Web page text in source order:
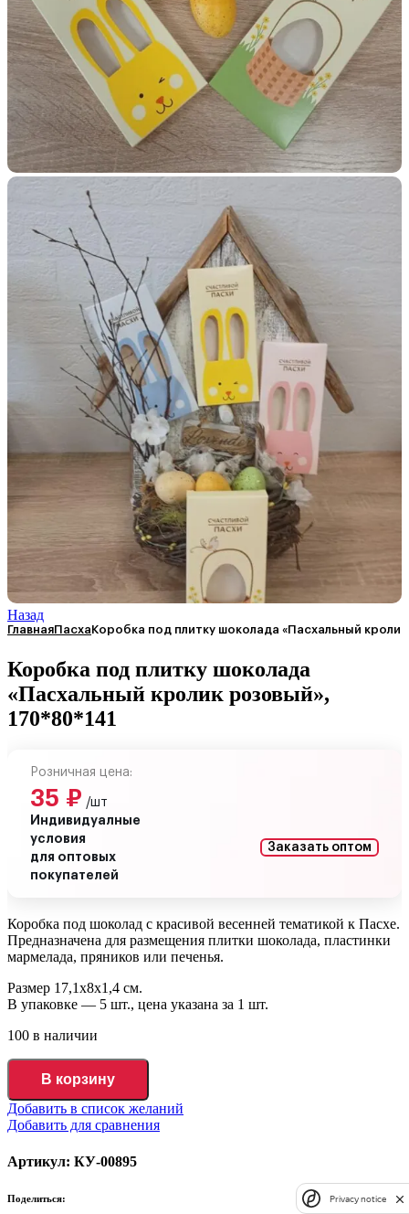
Назад
ГлавнаяПасхаКоробка под плитку шоколада «Пасхальный
Коробка под плитку шоколада
«Пасхальный кролик розовый»,
170*80*141
Розничная цена:
35 ₽ /шт
Индивидуалные
условия
для оптовых
покупателей
Заказать оптом
Коробка под шоколад с красивой весенней тематикой к Пасхе.
Предназначена для размещения плитки шоколада, пластинки
мармелада, пряников или печенья.
Размер 17,1х8х1,4 см.
В упаковке — 5 шт., цена указана за 1 шт.
100 в наличии
В корзину
Добавить в список желаний
Добавить для сравнения
Артикул: КУ-00895
Поделиться: Privacy notice